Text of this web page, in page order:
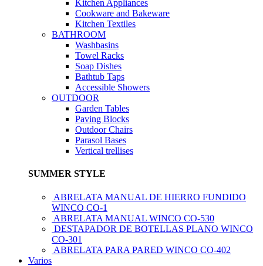
Kitchen Appliances
Cookware and Bakeware
Kitchen Textiles
BATHROOM
Washbasins
Towel Racks
Soap Dishes
Bathtub Taps
Accessible Showers
OUTDOOR
Garden Tables
Paving Blocks
Outdoor Chairs
Parasol Bases
Vertical trellises
SUMMER STYLE
ABRELATA MANUAL DE HIERRO FUNDIDO
WINCO CO-1
ABRELATA MANUAL WINCO CO-530
DESTAPADOR DE BOTELLAS PLANO WINCO
CO-301
ABRELATA PARA PARED WINCO CO-402
Varios